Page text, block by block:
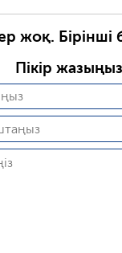
жоқ.
Пікір жазыңыз